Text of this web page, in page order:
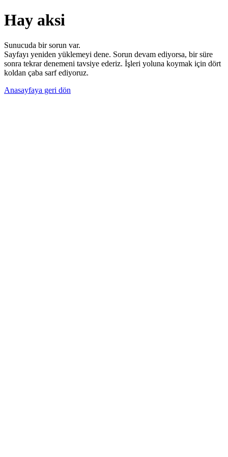
Hay aksi
Sunucuda bir sorun var.
Sayfayı yeniden yüklemeyi dene. Sorun devam ediyorsa, bir süre
sonra tekrar denemeni tavsiye ederiz. İşleri yoluna koymak için dört
koldan çaba sarf ediyoruz.
Anasayfaya geri dön